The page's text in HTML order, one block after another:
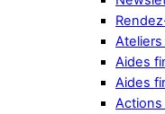
Aides
Aides
Actions